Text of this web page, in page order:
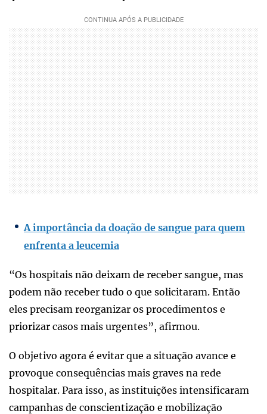
A importância da doação de sangue para quem
enfrenta a leucemia
“Os hospitais não deixam de receber sangue, mas
podem não receber tudo o que solicitaram. Então
eles precisam reorganizar os procedimentos e
priorizar casos mais urgentes”, afirmou.
O objetivo agora é evitar que a situação avance e
provoque consequências mais graves na rede
hospitalar. Para isso, as instituições intensificaram
campanhas de conscientização e mobilização